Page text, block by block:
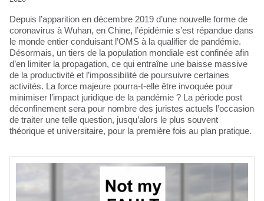
Depuis l’apparition en décembre 2019 d’une nouvelle forme de
coronavirus à Wuhan, en Chine, l’épidémie s’est répandue dans
le monde entier conduisant l’OMS à la qualifier de pandémie.
Désormais, un tiers de la population mondiale est confinée afin
d’en limiter la propagation, ce qui entraîne une baisse massive
de la productivité et l’impossibilité de poursuivre certaines
activités. La force majeure pourra-t-elle être invoquée pour
minimiser l’impact juridique de la pandémie ? La période post
déconfinement sera pour nombre des juristes actuels l’occasion
de traiter une telle question, jusqu’alors le plus souvent
théorique et universitaire, pour la première fois au plan pratique.